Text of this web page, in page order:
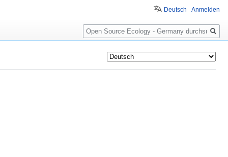
Deutsch Anmelden
Suche